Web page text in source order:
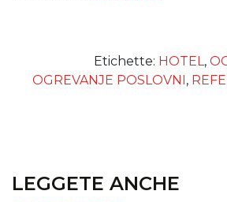
Etichette: HOTEL ,
OGREVANJE POSLOVNI,
LEGGETE ANCHE